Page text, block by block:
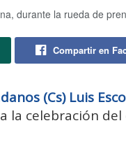
durante la rueda de
Compartir en
(Cs) Luis
la celebración